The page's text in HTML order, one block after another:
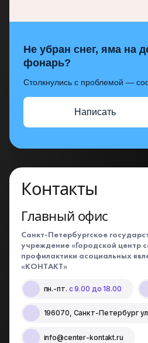
Не убран снег, яма на
фонарь?
Столкнулись с проблемой —
Написать
Контакты
Главный офис
Санкт-Петербургское
учреждение «Городской центр
профилактики асоциальных
«КОНТАКТ»
пн.-пт. с 9.00 до 18.00
196070, Санкт-Петербург
info@center-kontakt.ru